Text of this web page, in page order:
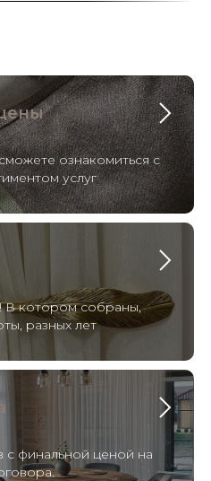
ознакомиться с
услуг
В котором собраны,
разных лет
с финальной ценой на